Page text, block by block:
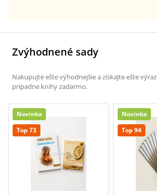
Zvýhodnené sady
Nakupujte ešte výhodnejšie a získajte ešte
prípadne knihy zadarmo.
Novinka
Top 73
Novinka
Top 94